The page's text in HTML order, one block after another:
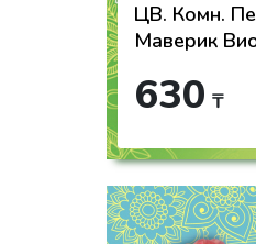
ЦВ. Комн.
Маверик
630 ₸
- +